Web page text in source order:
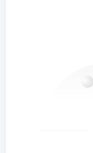
（8.1%）、否认
10、美媒：当地
越界入朝，已被
11、当地17日，